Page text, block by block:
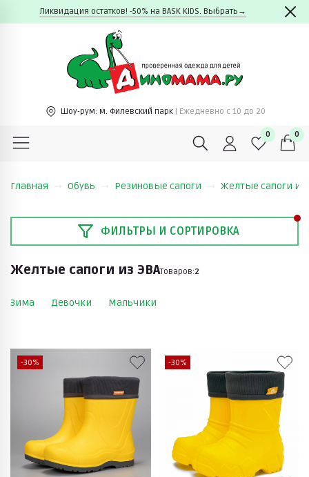
Ликвидация остатков! -50% на BASK KIDS. Выбрать→
Шоу-рум: м. Филевский парк | Ежедневно c 10 до 20
0 0
Главная Обувь Резиновые сапоги Желтые сапоги из
ФИЛЬТРЫ И СОРТИРОВКА
Желтые сапоги из ЭВАТоваров:2
Зима Девочки Мальчики
-30% -30%